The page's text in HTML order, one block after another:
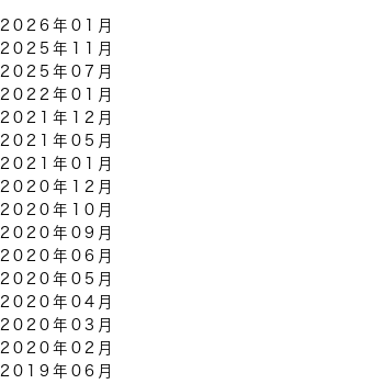
2026年01月
2025年11月
2025年07月
2022年01月
2021年12月
2021年05月
2021年01月
2020年12月
2020年10月
2020年09月
2020年06月
2020年05月
2020年04月
2020年03月
2020年02月
2019年06月